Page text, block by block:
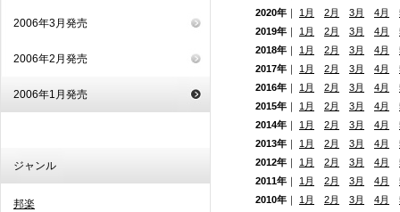
2006年3月発売
2006年2月発売
2006年1月発売
ジャンル
邦楽
2020年 ｜ 1月 2月 3月 4月
2019年 ｜ 1月 2月 3月 4月
2018年 ｜ 1月 2月 3月 4月
2017年 ｜ 1月 2月 3月 4月
2016年 ｜ 1月 2月 3月 4月
2015年 ｜ 1月 2月 3月 4月
2014年 ｜ 1月 2月 3月 4月
2013年 ｜ 1月 2月 3月 4月
2012年 ｜ 1月 2月 3月 4月
2011年 ｜ 1月 2月 3月 4月
2010年 ｜ 1月 2月 3月 4月